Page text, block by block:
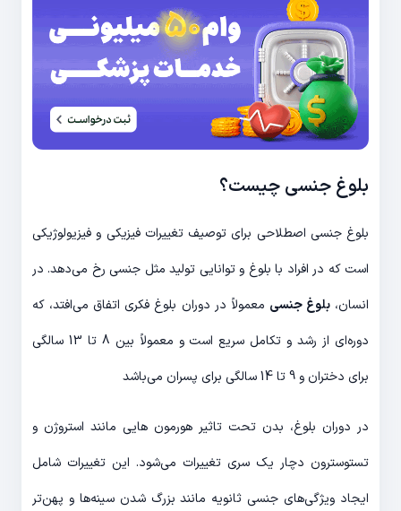
بلوغ جنسی چیست؟
بلوغ جنسی اصطلاحی برای توصیف تغییرات فیزیکی و فیزیولوژیکی
است که در افراد با بلوغ و توانایی تولید مثل جنسی رخ می‌دهد. در
انسان،بلوغ جنسی معمولاً در دوران بلوغ فکری اتفاق می‌افتد، که
دوره‌ای از رشد و تکامل سریع است و معمولاً بین 8 تا 13 سالگی
برای دختران و 9 تا 14 سالگی برای پسران می‌باشد
در دوران بلوغ، بدن تحت تاثیر هورمون هایی مانند استروژن و
تستوسترون دچار یک سری تغییرات می‌شود. این تغییرات شامل
ایجاد ویژگی‌های جنسی ثانویه مانند بزرگ شدن سینه‌ها و پهن‌تر